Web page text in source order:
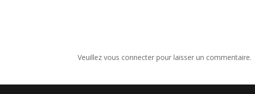
Veuillez vous connecter pour laisser un commentaire.